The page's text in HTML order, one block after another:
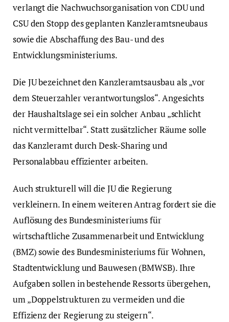
verlangt die Nachwuchsorganisation von CDU und
CSU den Stopp des geplanten Kanzleramtsneubaus
sowie die Abschaffung des Bau- und des
Entwicklungsministeriums.
Die JU bezeichnet den Kanzleramtsausbau als „vor
dem Steuerzahler verantwortungslos“. Angesichts
der Haushaltslage sei ein solcher Anbau „schlicht
nicht vermittelbar“. Statt zusätzlicher Räume solle
das Kanzleramt durch Desk-Sharing und
Personalabbau effizienter arbeiten.
Auch strukturell will die JU die Regierung
verkleinern. In einem weiteren Antrag fordert sie die
Auflösung des Bundesministeriums für
wirtschaftliche Zusammenarbeit und Entwicklung
(BMZ) sowie des Bundesministeriums für Wohnen,
Stadtentwicklung und Bauwesen (BMWSB). Ihre
Aufgaben sollen in bestehende Ressorts übergehen,
um „Doppelstrukturen zu vermeiden und die
Effizienz der Regierung zu steigern“.